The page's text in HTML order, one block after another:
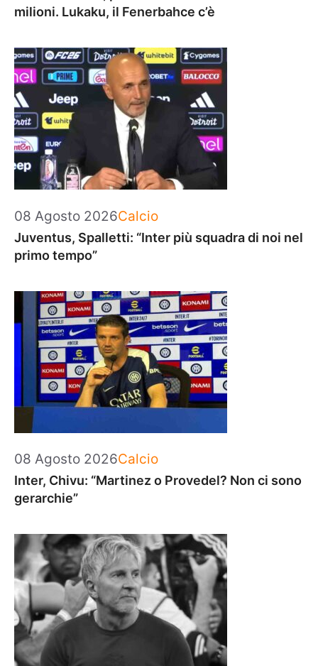
milioni. Lukaku, il Fenerbahce c’è
08 Agosto 2026Categorie
Calcio
Juventus, Spalletti: “Inter più squadra di noi nel
primo tempo”
08 Agosto 2026Categorie
Calcio
Inter, Chivu: “Martinez o Provedel? Non ci sono
gerarchie”